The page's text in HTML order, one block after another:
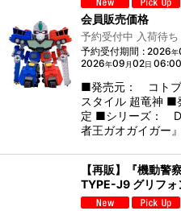
会員販売価格
予約受付中 入荷待ち
予約受付期間 : 2026年
2026年09 月02日 06:00
■発売元： コト
スタイル 超竜神
定 ■シリーズ：
者王ガオガイガ
【再販】『機動警
TYPE-J9 グリフォ